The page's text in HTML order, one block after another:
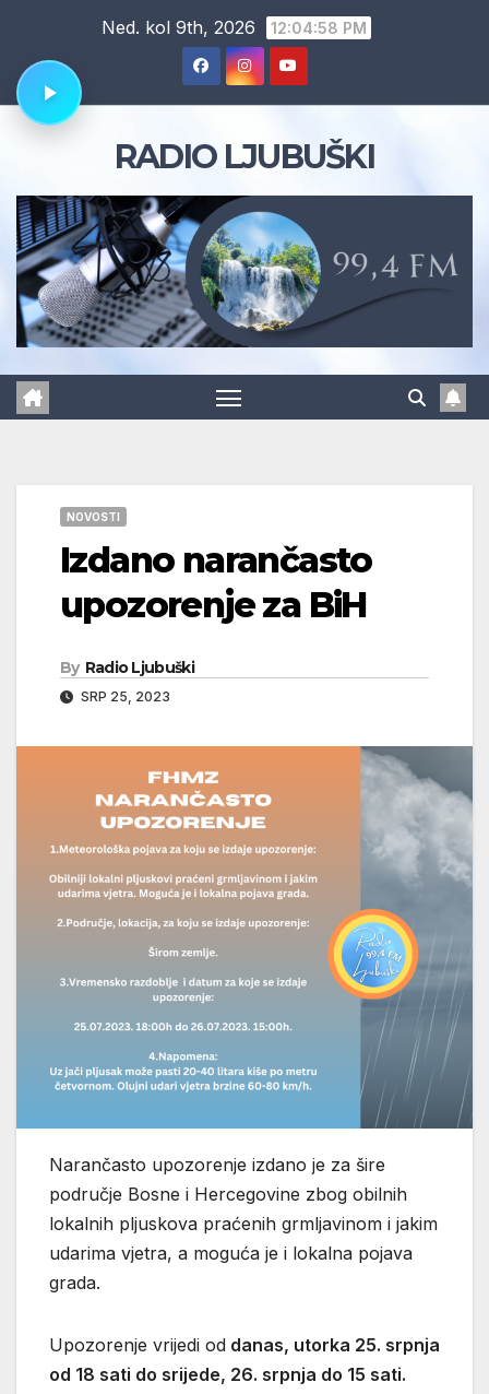
content
Ned. kol 9th, 2026 12:04:59 PM
RADIO LJUBUŠKI
NOVOSTI
Izdano narančasto
upozorenje za BiH
By Radio Ljubuški
SRP 25, 2023
Narančasto upozorenje izdano je za šire
područje Bosne i Hercegovine zbog obilnih
lokalnih pljuskova praćenih grmljavinom i jakim
udarima vjetra, a moguća je i lokalna pojava
grada.
Upozorenje vrijedi od danas, utorka 25. srpnja
od 18 sati do srijede, 26. srpnja do 15 sati.